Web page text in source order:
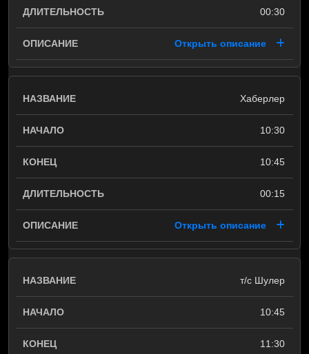
00:30
Открыть описание
Хаберлер
10:30
10:45
00:15
Открыть описание
т/с Шулер
10:45
11:30